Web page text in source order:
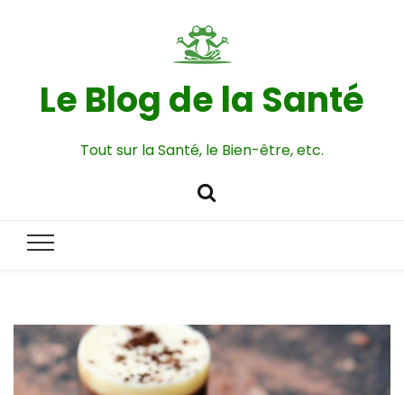
Le Blog de la Santé
Tout sur la Santé, le Bien-être, etc.